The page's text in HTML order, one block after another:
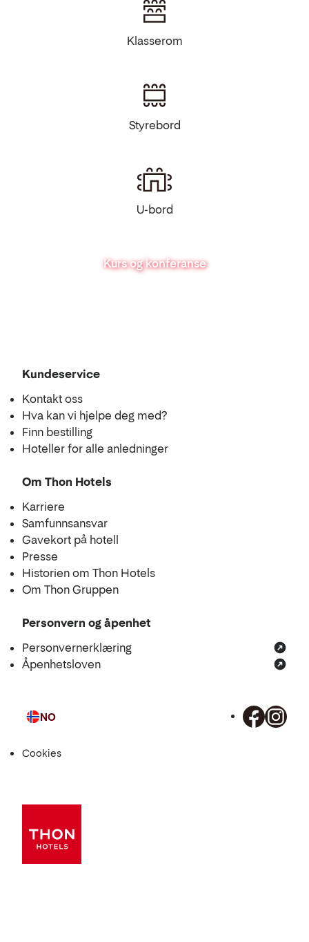
Klasserom
Styrebord
U-bord
Kurs og konferanse
kart
Kundeservice
Kontakt oss
Hva kan vi hjelpe deg med?
Finn bestilling
Hoteller for alle anledninger
Om Thon Hotels
Karriere
Samfunnsansvar
Gavekort på hotell
Presse
Historien om Thon Hotels
Om Thon Gruppen
Personvern og åpenhet
Personvernerklæring
Åpenhetsloven
Språk
NO
Cookies